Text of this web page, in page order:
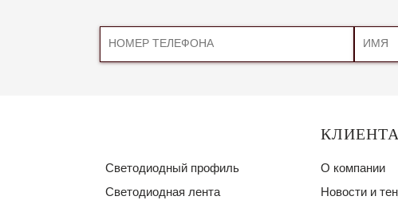
Светодиодный профиль
Светодиодная лента
О компании
Новости и